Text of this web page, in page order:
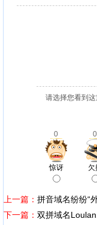
请选择您看到
0 0
惊讶 欠
上一篇： 拼音域名纷纷“
下一篇： 双拼域名